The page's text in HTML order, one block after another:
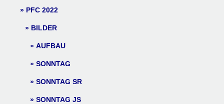
PFC 2022
BILDER
AUFBAU
SONNTAG
SONNTAG SR
SONNTAG JS